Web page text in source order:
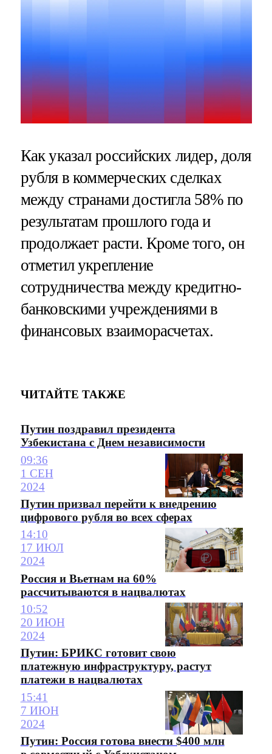
Как указал российских лидер, доля
рубля в коммерческих сделках
между странами достигла 58% по
результатам прошлого года и
продолжает расти. Кроме того, он
отметил укрепление
сотрудничества между кредитно-
банковскими учреждениями в
финансовых взаиморасчетах.
ЧИТАЙТЕ ТАКЖЕ
Путин поздравил президента
Узбекистана с Днем независимости
09:36
1 СЕН
2024
Путин призвал перейти к внедрению
цифрового рубля во всех сферах
14:10
17 ИЮЛ
2024
Россия и Вьетнам на 60%
рассчитываются в нацвалютах
10:52
20 ИЮН
2024
Путин: БРИКС готовит свою
платежную инфраструктуру, растут
платежи в нацвалютах
15:41
7 ИЮН
2024
Путин: Россия готова внести $400 млн